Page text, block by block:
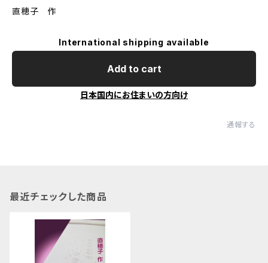
直穂子 作
International shipping available
Add to cart
日本国内にお住まいの方向け
通報する
最近チェックした商品